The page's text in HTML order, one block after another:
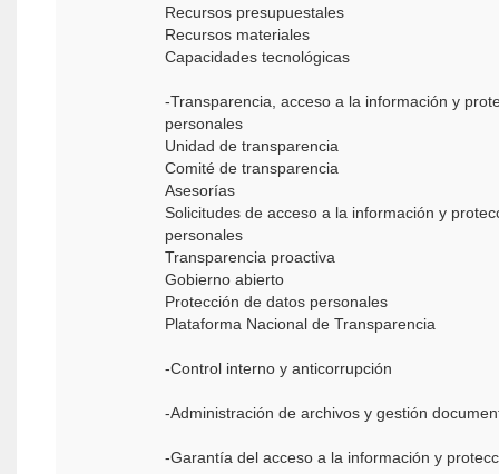
Recursos presupuestales
Recursos materiales
Capacidades tecnológicas
-Transparencia, acceso a la información y
personales
Unidad de transparencia
Comité de transparencia
Asesorías
Solicitudes de acceso a la información y
personales
Transparencia proactiva
Gobierno abierto
Protección de datos personales
Plataforma Nacional de Transparencia
-Control interno y anticorrupción
-Administración de archivos y gestión
-Garantía del acceso a la información y